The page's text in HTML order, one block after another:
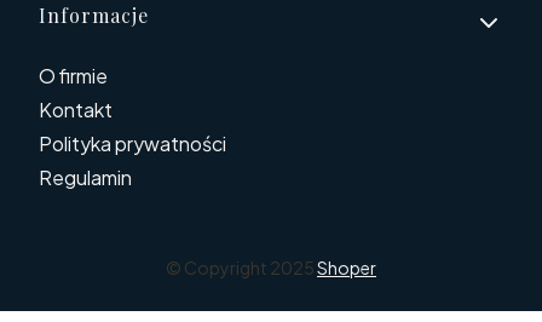
Informacje
O firmie
Kontakt
Polityka prywatności
Regulamin
© Copyright 2025Shoper